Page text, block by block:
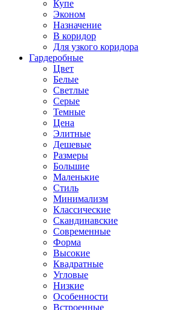
Купе
Эконом
Назначение
В коридор
Для узкого коридора
Гардеробные
Цвет
Белые
Светлые
Серые
Темные
Цена
Элитные
Дешевые
Размеры
Большие
Маленькие
Стиль
Минимализм
Классические
Скандинавские
Современные
Форма
Высокие
Квадратные
Угловые
Низкие
Особенности
Встроенные